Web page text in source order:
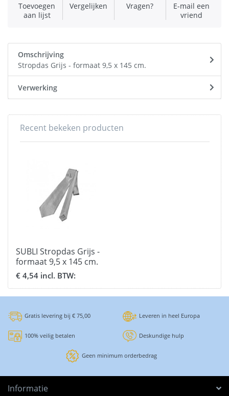
Toevoegen
aan lijst
Vergelijken Vragen?
E-mail een
vriend
Omschrijving
Stropdas Grijs - formaat 9,5 x 145 cm.
Verwerking
Recent bekeken producten
SUBLI Stropdas Grijs -
formaat 9,5 x 145 cm.
€ 4,54 incl. BTW:
Gratis levering bij € 75,00 Leveren in heel Europa
100% veilig betalen Deskundige hulp
Geen minimum orderbedrag
Informatie